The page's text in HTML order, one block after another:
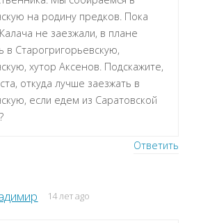
на родину предков. Пока
не заезжали, в плане
в Старогригорьевскую,
хутор Аксенов. Подскажите,
откуда лучше заезжать в
если едем из Саратовской
Ответить
14 лет ago